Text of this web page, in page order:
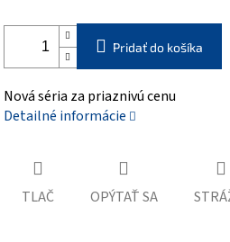
Pridať do košíka
Nová séria za priaznivú cenu
Detailné informácie
TLAČ OPÝTAŤ SA